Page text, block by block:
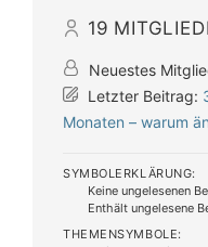
19
Neuestes
Letzter Beitrag:
Monaten – warum
SYMBOLERKLÄRUNG:
Keine ungelesenen
Enthält ungelesene
THEMENSYMBOLE: